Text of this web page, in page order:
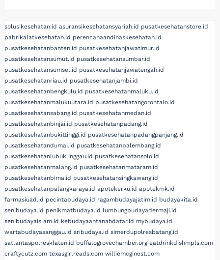
solusikesehatan.id asuransikesehatansyariah.id pusatkesehatanstore.id
pabrikalatkesehatan.id perencanaandinaskesehatan.id
pusatkesehatanbanten.id pusatkesehatanjawatimur.id
pusatkesehatansumut.id pusatkesehatansumbar.id
pusatkesehatansumsel.id pusatkesehatanjawatengah.id
pusatkesehatanriau.id pusatkesehatanjambi.id
pusatkesehatanbengkulu.id pusatkesehatanmaluku.id
pusatkesehatanmalukuutara.id pusatkesehatangorontalo.id
pusatkesehatansabang.id pusatkesehatanmedan.id
pusatkesehatanbinjai.id pusatkesehatanpadang.id
pusatkesehatanbukittinggi.id pusatkesehatanpadangpanjang.id
pusatkesehatandumai.id pusatkesehatanpalembang.id
pusatkesehatanlubuklinggau.id pusatkesehatansolo.id
pusatkesehatanmalang.id pusatkesehatanmataram.id
pusatkesehatanbima.id pusatkesehatansingkawang.id
pusatkesehatanpalangkaraya.id apotekerku.id apotekmk.id
farmasiuad.id pecintabudaya.id ragambudayajatim.id budayakita.id
senibudaya.id penikmatbudaya.id lumbungbudayadermaji.id
senibudayaislam.id kebudayaantanahdatar.id mybudaya.id
wartabudayasanggau.id sribudaya.id simerdupolresbatang.id
satlantaspolresklaten.id buffalogrovechamber.org eatdrinkdishmpls.com
craftycutz.com texasgirlreads.com williemcginest.com